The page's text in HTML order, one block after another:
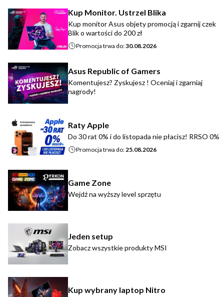
Kup Monitor. Ustrzel Blika
Kup monitor Asus objety promocją i zgarnij czek
Blik o wartości do 200 zł
Promocja trwa do:30.08.2026
Asus Republic of Gamers
Komentujesz? Zyskujesz ! Oceniaj i zgarniaj
nagrody!
Raty Apple
Do 30 rat 0% i do listopada nie płacisz! RRSO 0%
Promocja trwa do: 25.08.2026
Game Zone
Wejdź na wyższy level sprzętu
Jeden setup
Zobacz wszystkie produkty MSI
Kup wybrany laptop Nitro